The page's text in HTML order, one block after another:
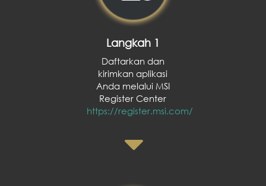
Langkah 1
Daftarkan dan
kirimkan aplikasi
Anda melalui MSI
Register Center
https://register.msi.com/